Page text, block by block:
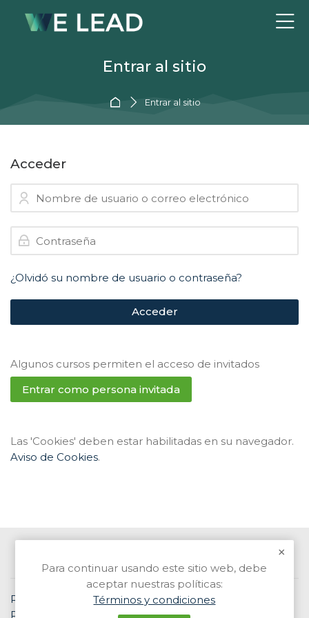
Para continuar usando este sitio web, debe
aceptar nuestras políticas:
Términos y condiciones
Entrar al sitio
Página Principal
Entrar al sitio
Acceder
Nombre de usuario o correo electrónico
Contraseña
¿Olvidó su nombre de usuario o contraseña?
Acceder
Algunos cursos permiten el acceso de invitados
Entrar como persona invitada
Las 'Cookies' deben estar habilitadas en su navegador.
Aviso de Cookies.
Resumen de retención de datos
Políticas